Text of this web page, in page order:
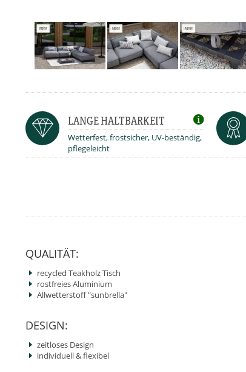
LANGE HALTBARKEIT
Wetterfest, frostsicher, UV-beständig,
pflegeleicht
QUALITÄT:
recycled Teakholz Tisch
rostfreies Aluminium
Allwetterstoff "sunbrella"
DESIGN:
zeitloses Design
individuell & flexibel